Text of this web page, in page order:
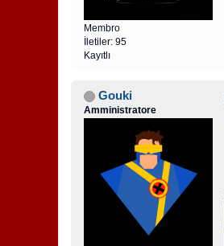
Membro
İletiler: 95
Kayıtlı
Gouki
Amministratore